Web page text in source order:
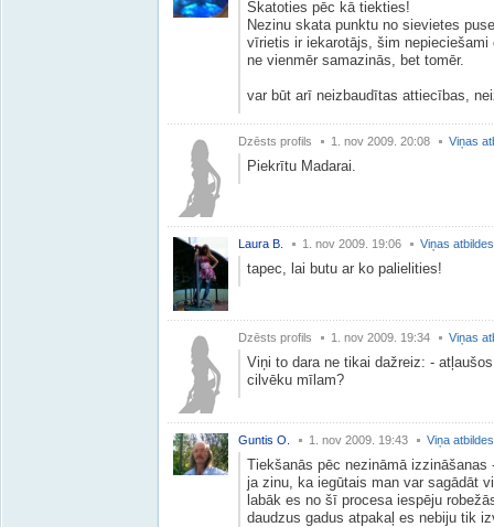
Skatoties pēc kā tiekties!
Nezinu skata punktu no sievietes
vīrietis ir iekarotājs, šim
ne vienmēr samazinās, bet tomēr.
var būt arī neizbaudītas attiecības,
Dzēsts profils 1. nov 2009. 20:08 Viņas
Piekrītu Madarai.
Laura B. 1. nov 2009. 19:06 Viņas atbildes
tapec, lai butu ar ko palielities!
Dzēsts profils 1. nov 2009. 19:34 Viņas
Viņi to dara ne tikai dažreiz: -
cilvēku mīlam?
Guntis O. 1. nov 2009. 19:43 Viņa atbildes
Tiekšanās pēc nezināmā
ja zinu, ka iegūtais man var sagādāt
labāk es no šī procesa iespēju
daudzus gadus atpakaļ es nebiju tik